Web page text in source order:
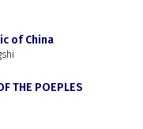
of China
THE POEPLES